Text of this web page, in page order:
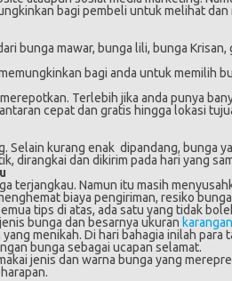
bagi pembeli untuk melihat
bunga mawar, bunga lili, bunga
bagi anda untuk
Terlebih jika anda punya
cepat dan gratis hingga lokasi
kurang enak dipandang, bunga
dan dikirim pada hari yang
terjangkau. Namun itu masih
biaya pengiriman, resiko
tips di atas, ada satu yang tidak
bunga dan besarnya ukuran
menikah. Di hari bahagia inilah
bunga sebagai ucapan selamat.
jenis dan warna bunga yang